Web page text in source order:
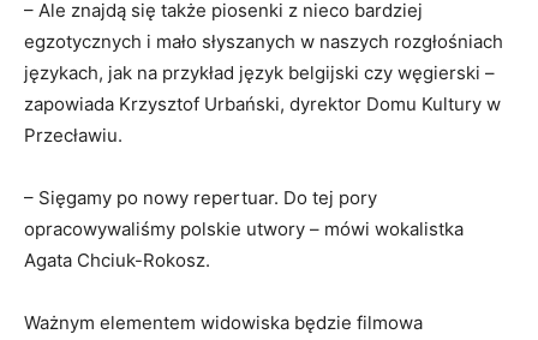
– Ale znajdą się także piosenki z nieco bardziej
egzotycznych i mało słyszanych w naszych rozgłośniach
językach, jak na przykład język belgijski czy węgierski –
zapowiada Krzysztof Urbański, dyrektor Domu Kultury w
Przecławiu.
– Sięgamy po nowy repertuar. Do tej pory
opracowywaliśmy polskie utwory – mówi wokalistka
Agata Chciuk-Rokosz.
Ważnym elementem widowiska będzie filmowa